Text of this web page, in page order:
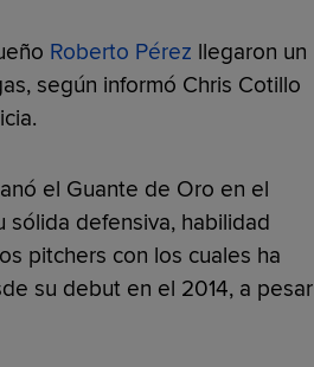
Roberto Pérez llegaron un
según informó Chris Cotillo
el Guante de Oro en el
sólida defensiva, habilidad
pitchers con los cuales ha
su debut en el 2014, a pesar